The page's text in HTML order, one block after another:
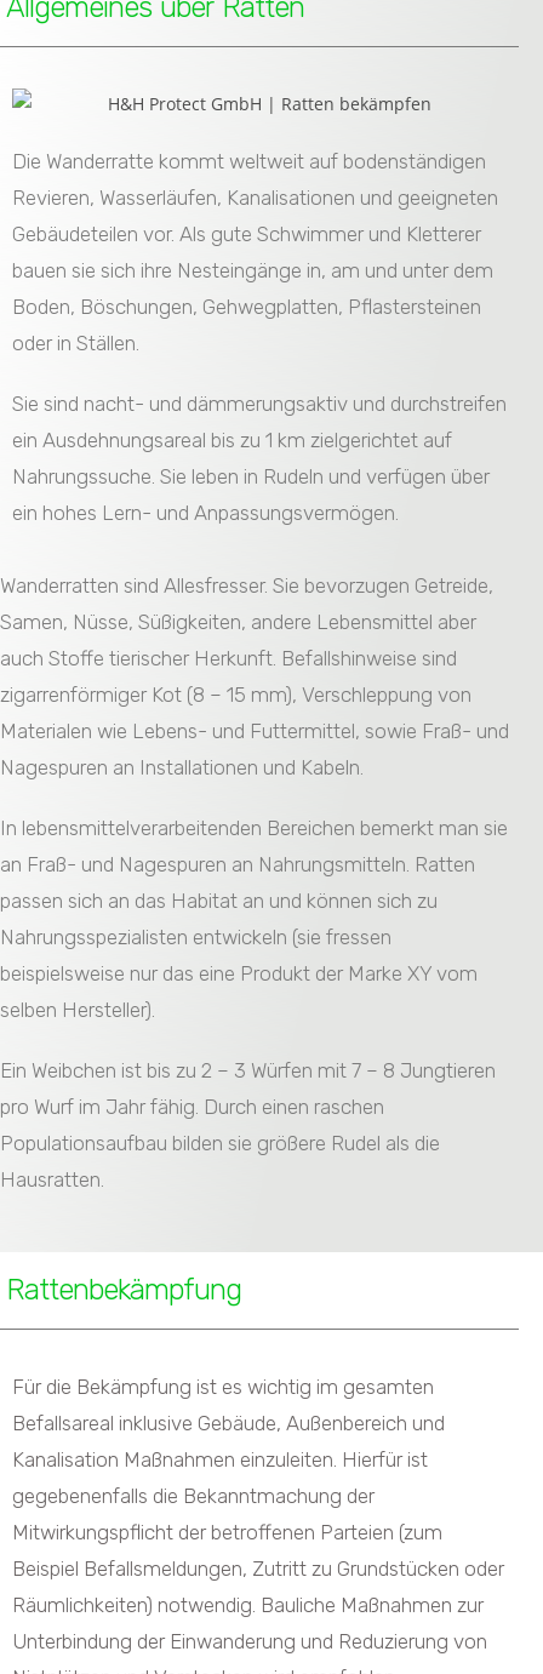
Allgemeines über Ratten
Die Wanderratte kommt weltweit auf bodenständigen
Revieren, Wasserläufen, Kanalisationen und geeigneten
Gebäudeteilen vor. Als gute Schwimmer und Kletterer
bauen sie sich ihre Nesteingänge in, am und unter dem
Boden, Böschungen, Gehwegplatten, Pflastersteinen
oder in Ställen.
Sie sind nacht- und dämmerungsaktiv und durchstreifen
ein Ausdehnungsareal bis zu 1 km zielgerichtet auf
Nahrungssuche. Sie leben in Rudeln und verfügen über
ein hohes Lern- und Anpassungsvermögen.
Wanderratten sind Allesfresser. Sie bevorzugen Getreide,
Samen, Nüsse, Süßigkeiten, andere Lebensmittel aber
auch Stoffe tierischer Herkunft. Befallshinweise sind
zigarrenförmiger Kot (8 – 15 mm), Verschleppung von
Materialen wie Lebens- und Futtermittel, sowie Fraß- und
Nagespuren an Installationen und Kabeln.
In lebensmittelverarbeitenden Bereichen bemerkt man sie
an Fraß- und Nagespuren an Nahrungsmitteln. Ratten
passen sich an das Habitat an und können sich zu
Nahrungsspezialisten entwickeln (sie fressen
beispielsweise nur das eine Produkt der Marke XY vom
selben Hersteller).
Ein Weibchen ist bis zu 2 – 3 Würfen mit 7 – 8 Jungtieren
pro Wurf im Jahr fähig. Durch einen raschen
Populationsaufbau bilden sie größere Rudel als die
Hausratten.
Rattenbekämpfung
Für die Bekämpfung ist es wichtig im gesamten
Befallsareal inklusive Gebäude, Außenbereich und
Kanalisation Maßnahmen einzuleiten. Hierfür ist
gegebenenfalls die Bekanntmachung der
Mitwirkungspflicht der betroffenen Parteien (zum
Beispiel Befallsmeldungen, Zutritt zu Grundstücken oder
Räumlichkeiten) notwendig. Bauliche Maßnahmen zur
Unterbindung der Einwanderung und Reduzierung von